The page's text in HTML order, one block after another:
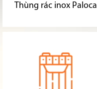
Thùng rác inox Paloca